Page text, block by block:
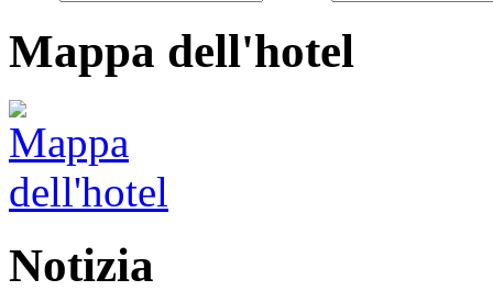
Mappa dell'hotel
Notizia